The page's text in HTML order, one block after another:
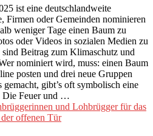
ist eine deutschlandweite
Firmen oder Gemeinden nominieren
weniger Tage einen Baum zu
oder Videos in sozialen Medien zu
Beitrag zum Klimaschutz und
nominiert wird, muss: einen Baum
posten und drei neue Gruppen
gibt’s oft symbolisch eine
Die Feuer und …
und Lohbrügger für das
der offenen Tür